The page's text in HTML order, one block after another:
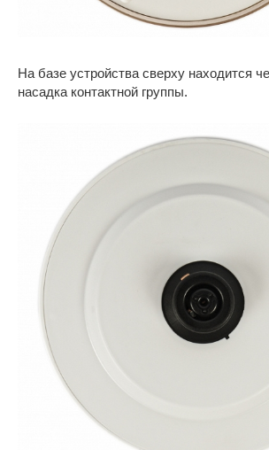
На базе устройства сверху находится
насадка контактной группы.